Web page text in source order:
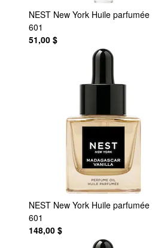
NEST New York Huile
601
51,00 $
NEST New York Huile
601
148,00 $